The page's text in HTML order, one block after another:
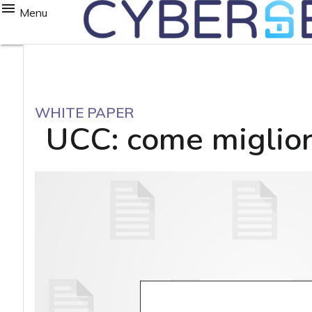
Menu
WHITE PAPER
UCC: come